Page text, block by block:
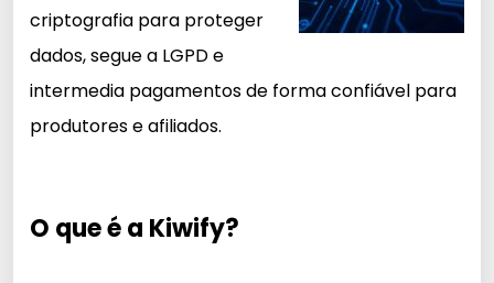
criptografia para proteger
dados, segue a LGPD e
intermedia pagamentos de forma confiável para
produtores e afiliados.
O que é a Kiwify?